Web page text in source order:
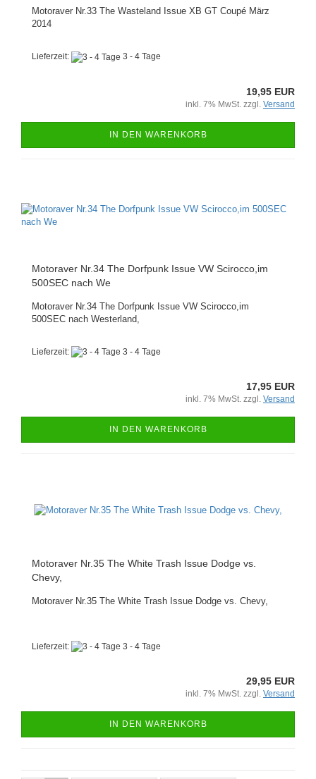
Motoraver Nr.33 The Wasteland Issue XB GT Coupé März
2014
Lieferzeit: 3 - 4 Tage
19,95 EUR
inkl. 7% MwSt. zzgl. Versand
IN DEN WARENKORB
Motoraver Nr.34 The Dorfpunk Issue VW Scirocco,im
500SEC nach We
Motoraver Nr.34 The Dorfpunk Issue VW Scirocco,im
500SEC nach Westerland,
Lieferzeit: 3 - 4 Tage
17,95 EUR
inkl. 7% MwSt. zzgl. Versand
IN DEN WARENKORB
Motoraver Nr.35 The White Trash Issue Dodge vs.
Chevy,
Motoraver Nr.35 The White Trash Issue Dodge vs. Chevy,
Lieferzeit: 3 - 4 Tage
29,95 EUR
inkl. 7% MwSt. zzgl. Versand
IN DEN WARENKORB